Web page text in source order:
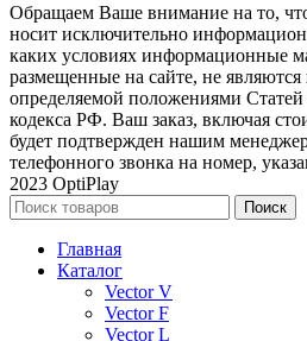
Обращаем Ваше внимание на то,
носит исключительно
каких условиях информационные
размещенные на сайте, не
определяемой положениями
кодекса РФ. Ваш заказ, включая
будет подтвержден нашим
телефонного звонка на номер,
2023 OptiPlay
Поиск
Главная
Каталог
Vector V
Vector F
Vector L